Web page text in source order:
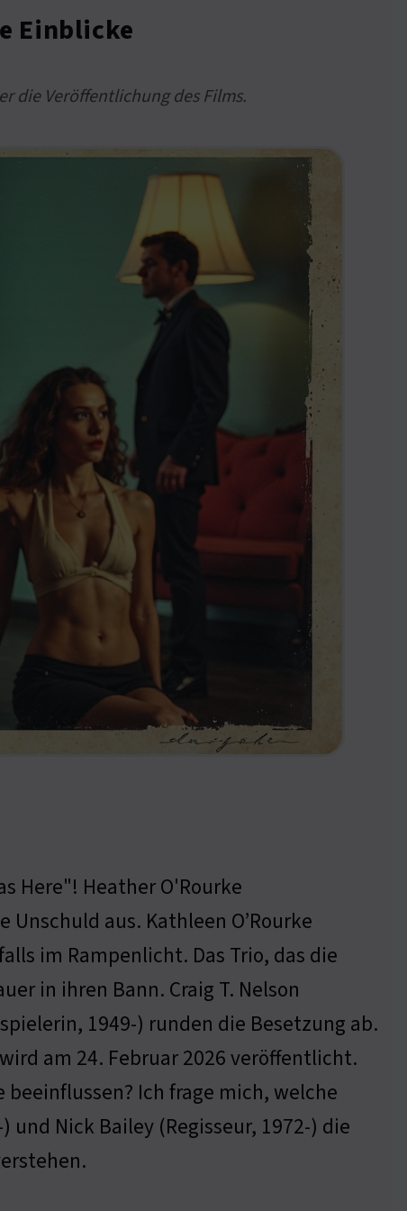
Einblicke
die Veröffentlichung des Films.
Here"! Heather O'Rourke
aus. Kathleen O’Rourke
im Rampenlicht. Das Trio, das die
in ihren Bann. Craig T. Nelson
1949-) runden die Besetzung ab.
am 24. Februar 2026 veröffentlicht.
Ich frage mich, welche
und Nick Bailey (Regisseur, 1972-) die